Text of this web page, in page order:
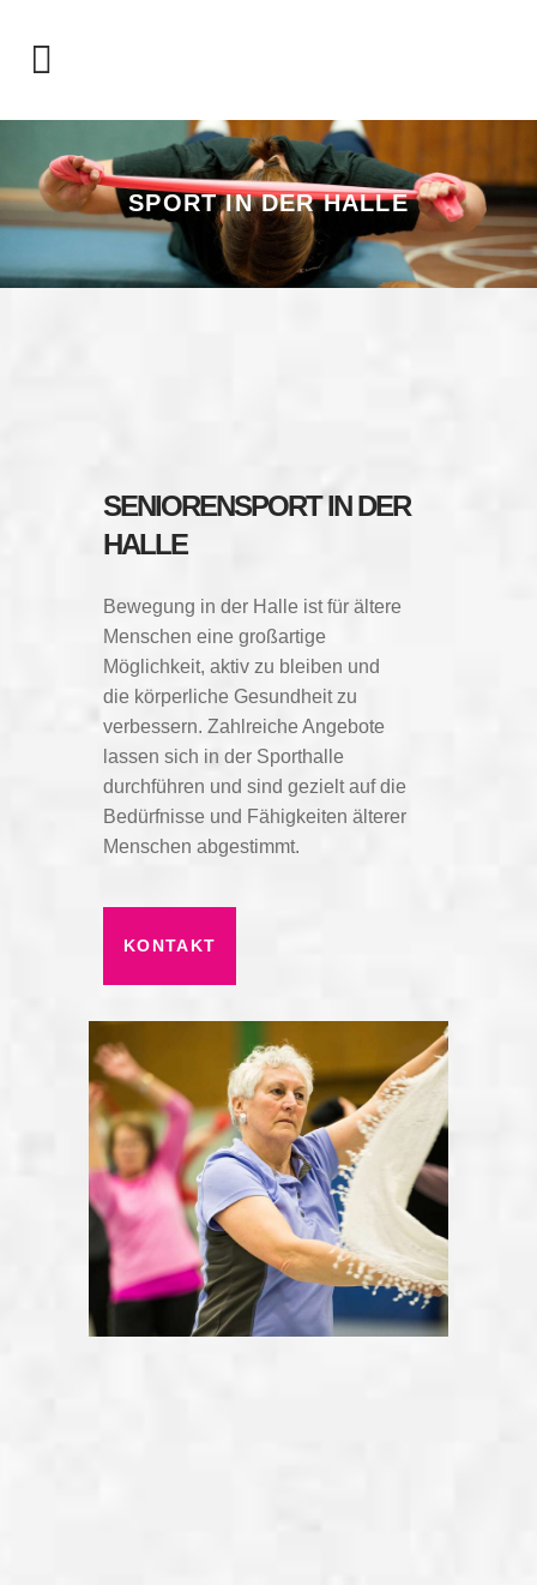
SPORT IN DER HALLE
SENIORENSPORT IN DER
HALLE
Bewegung in der Halle ist für ältere
Menschen eine großartige
Möglichkeit, aktiv zu bleiben und
die körperliche Gesundheit zu
verbessern. Zahlreiche Angebote
lassen sich in der Sporthalle
durchführen und sind gezielt auf die
Bedürfnisse und Fähigkeiten älterer
Menschen abgestimmt.
KONTAKT